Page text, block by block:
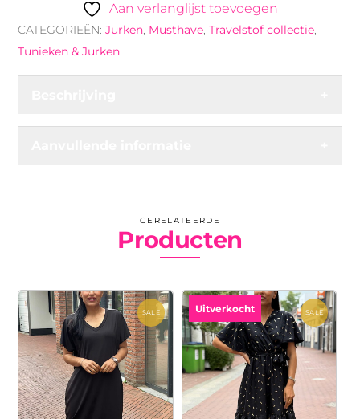
Aan verlanglijst toevoegen
CATEGORIEËN:Jurken, Musthave,Travelstof collectie,
Tunieken & Jurken
GERELATEERDE
Producten
SALE SALE
Uitverkocht